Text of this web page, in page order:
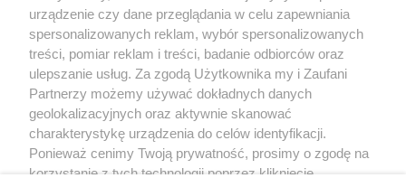
może być ścigane prawnie.
O nas
Informacje prawne
urządzenie czy dane przeglądania w celu zapewniania
spersonalizowanych reklam, wybór spersonalizowanych
treści, pomiar reklam i treści, badanie odbiorców oraz
ulepszanie usług. Za zgodą Użytkownika my i Zaufani
Partnerzy możemy używać dokładnych danych
geolokalizacyjnych oraz aktywnie skanować
charakterystykę urządzenia do celów identyfikacji.
Ponieważ cenimy Twoją prywatność, prosimy o zgodę na
korzystanie z tych technologii poprzez kliknięcie